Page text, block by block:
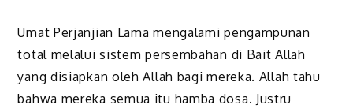
Umat Perjanjian Lama mengalami pengampunan
total melalui sistem persembahan di Bait Allah
yang disiapkan oleh Allah bagi mereka. Allah tahu
bahwa mereka semua itu hamba dosa. Justru